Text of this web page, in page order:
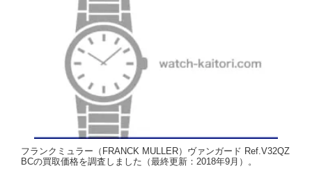
フランクミュラー（FRANCK MULLER）ヴァンガード Ref.V32QZ
BCの買取価格を調査しました（最終更新：2018年9月）。